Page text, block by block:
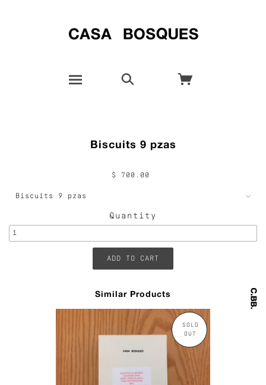
Biscuits 9 pzas
$ 700.00
Quantity
Similar Products
SOLD
OUT